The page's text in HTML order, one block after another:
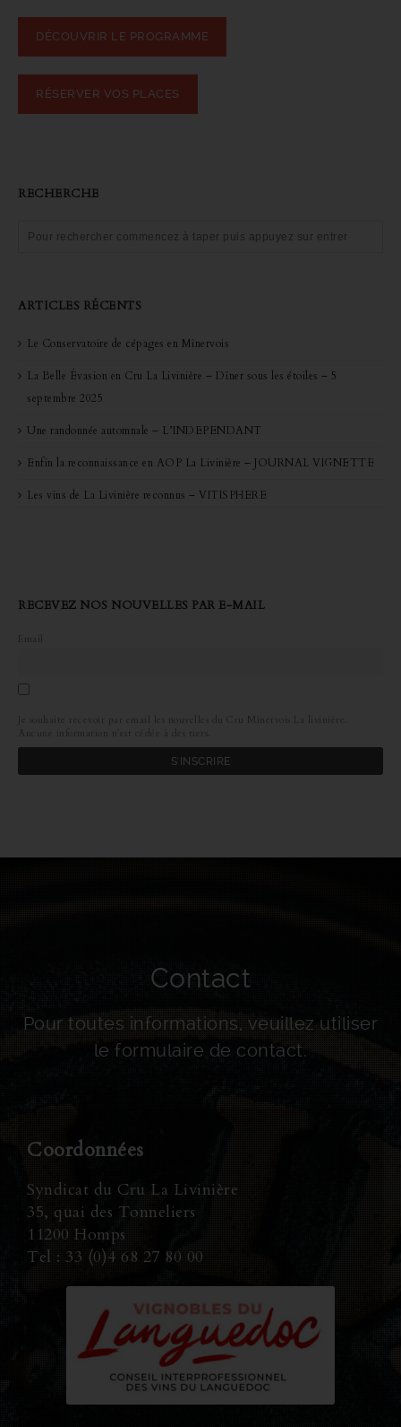
DÉCOUVRIR LE PROGRAMME
RÉSERVER VOS PLACES
RECHERCHE
ARTICLES RÉCENTS
Le Conservatoire de cépages en Minervois
La Belle Évasion en Cru La Livinière – Dîner sous les étoiles – 5
septembre 2025
Une randonnée automnale – L’INDEPENDANT
Enfin la reconnaissance en AOP La Livinière – JOURNAL VIGNETTE
Les vins de La Livinière reconnus – VITISPHERE
RECEVEZ NOS NOUVELLES PAR E-MAIL
Email
Je souhaite recevoir par email les nouvelles du Cru Minervois La livinière.
Aucune information n’est cédée à des tiers.
Contact
Pour toutes informations, veuillez utiliser
le formulaire de contact.
Coordonnées
Syndicat du Cru La Livinière
35, quai des Tonneliers
11200 Homps
Tel : 33 (0)4 68 27 80 00